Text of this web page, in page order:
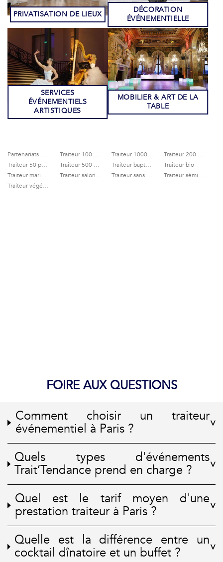
PRIVATISATION DE LIEUX
DÉCORATION
ÉVÉNEMENTIELLE
SERVICES
ÉVÉNEMENTIELS
ARTISTIQUES
MOBILIER & ART DE LA
TABLE
Partenariats gastronomiques Traiteur 100 personnes Traiteur 1000 personnes
Traiteur 200 personnes
Traiteur 50 personnes
Traiteur 500 personnes Traiteur baptême
Traiteur bio
Traiteur mariage
Traiteur salons professionnels Traiteur sans gluten
Traiteur séminaire
Traiteur végétarien
FOIRE AUX QUESTIONS
Comment choisir un traiteur
événementiel à Paris ?
Quels types d'événements
Trait’Tendance prend en charge ?
Quel est le tarif moyen d'une
prestation traiteur à Paris ?
Quelle est la différence entre un
cocktail dînatoire et un buffet ?